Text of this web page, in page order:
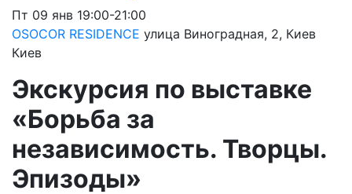
Пт 09 янв 19:00-21:00
OSOCOR RESIDENCE улица Виноградная, 2, Киев
Киев
Экскурсия по выставке
«Борьба за
независимость. Творцы.
Эпизоды»